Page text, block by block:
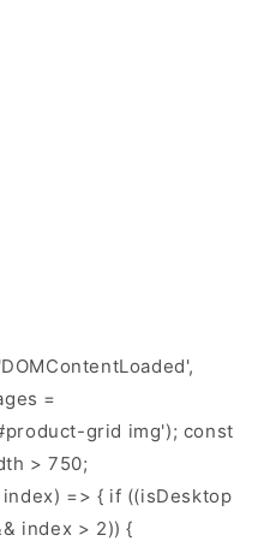
=
grid img'); const
> 750;
=> { if ((isDesktop
index > 2)) {